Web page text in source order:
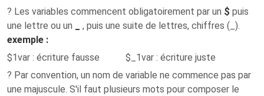
? Les variables commencent obligatoirement par un $ puis
une lettre ou un
, puis une suite de lettres, chiffres (_).
exemple :
$1var : écriture fausse $_1var : écriture juste
? Par convention, un nom de variable ne commence pas par
une majuscule. S'il faut plusieurs mots pour composer le